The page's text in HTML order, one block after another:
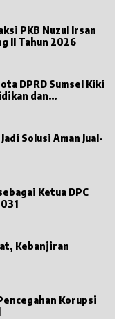
II Tahun 2026
DPRD Sumsel Kiki
dan
Solusi Aman Jual-
Ketua DPC
Kebanjiran
Korupsi